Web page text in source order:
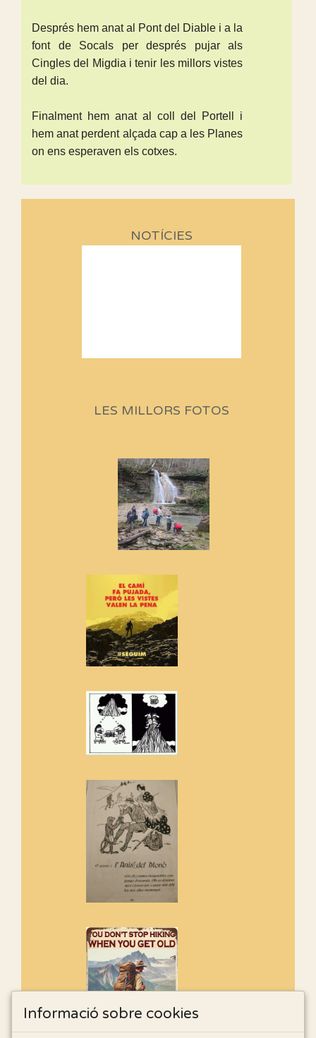
Després hem anat al Pont del Diable i a la
font de Socals per després pujar als
Cingles del Migdia i tenir les millors vistes
del dia.
Finalment hem anat al coll del Portell i
hem anat perdent alçada cap a les Planes
on ens esperaven els cotxes.
NOTÍCIES
Si no podem caminar, alguna
cosa hem de fer...
Els Centpeus signen el
Manifest a favor dels Camins
adhereix-te al manifest!
Rebem un diploma dels
Amics de Sant Aniol d'Aguja
Els Centpeus estem implicats
de l'entorn de Sant Aniol
LES MILLORS FOTOS
Informació sobre cookies